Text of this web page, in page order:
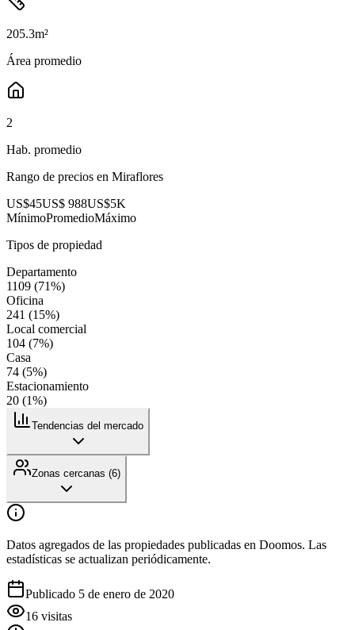
205.3m²
Área promedio
2
Hab. promedio
Rango de precios en Miraflores
US$45US$ 988US$5K
MínimoPromedioMáximo
Tipos de propiedad
Departamento
1109 (71%)
Oficina
241 (15%)
Local comercial
104 (7%)
Casa
74 (5%)
Estacionamiento
20 (1%)
Tendencias del mercado
Zonas cercanas (6)
Datos agregados de las propiedades publicadas en Doomos. Las
estadísticas se actualizan periódicamente.
Publicado 5 de enero de 2020
16 visitas